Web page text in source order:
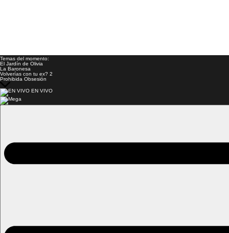
Temas del momento:
El Jardín de Olivia
La Baronesa
Volverías con tu ex? 2
Prohibida Obsesión
EN VIVO